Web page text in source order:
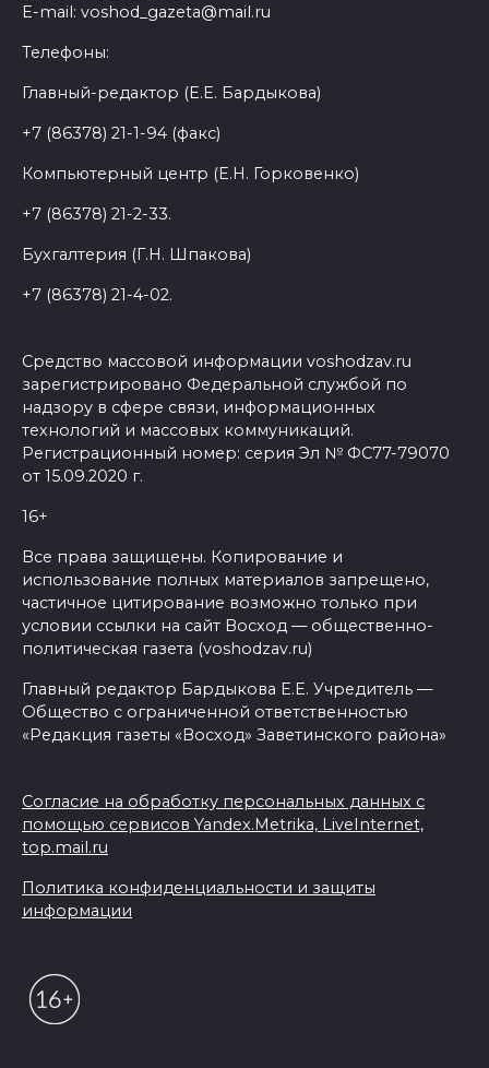
E-mail: voshod_gazeta@mail.ru
Телефоны:
Главный-редактор (Е.Е. Бардыкова)
+7 (86378) 21-1-94 (факс)
Компьютерный центр (Е.Н. Горковенко)
+7 (86378) 21-2-33.
Бухгалтерия (Г.Н. Шпакова)
+7 (86378) 21-4-02.
Средство массовой информации voshodzav.ru
зарегистрировано Федеральной службой по
надзору в сфере связи, информационных
технологий и массовых коммуникаций.
Регистрационный номер: серия Эл № ФС77-79070
от 15.09.2020 г.
16+
Все права защищены. Копирование и
использование полных материалов запрещено,
частичное цитирование возможно только при
условии ссылки на сайт Восход — общественно-
политическая газета (voshodzav.ru)
Главный редактор Бардыкова Е.Е. Учредитель —
Общество с ограниченной ответственностью
«Редакция газеты «Восход» Заветинского района»
Согласие на обработку персональных данных с
помощью сервисов Yandex.Metrika, LiveInternet,
top.mail.ru
Политика конфиденциальности и защиты
информации